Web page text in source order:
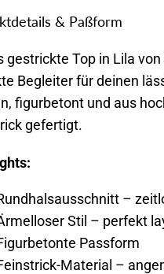
& Paßform
gestrickte Top in Lila von
Begleiter für deinen
figurbetont und aus
gefertigt.
–
Stil – perfekt
Passform
Material –